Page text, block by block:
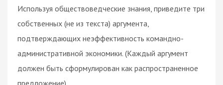
Используя обществоведческие знания, приведите три
собственных (не из текста) аргумента,
подтверждающих неэффективность командно-
административной экономики. (Каждый аргумент
должен быть сформулирован как распространенное
предложение)